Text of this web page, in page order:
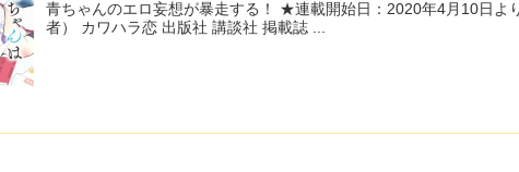
青ちゃんのエロ妄想が暴走する！ ★連載開始日：2020年4月10日よ
者） カワハラ恋 出版社 講談社 掲載誌 ...